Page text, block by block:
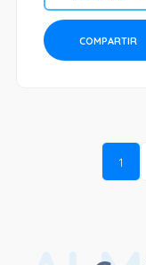
COMPARTIR
1